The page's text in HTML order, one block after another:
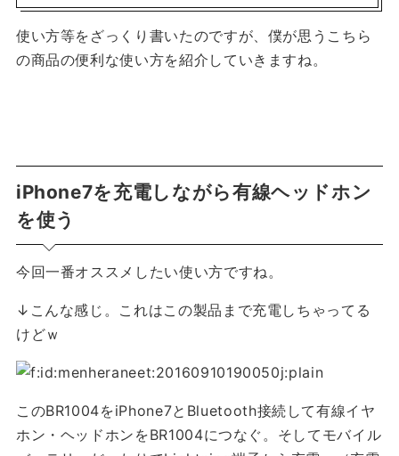
使い方等をざっくり書いたのですが、僕が思うこちら
の商品の便利な使い方を紹介していきますね。
iPhone7を充電しながら有線ヘッドホン
を使う
今回一番オススメしたい使い方ですね。
↓こんな感じ。これはこの製品まで充電しちゃってる
けどｗ
このBR1004をiPhone7とBluetooth接続して有線イヤ
ホン・ヘッドホンをBR1004につなぐ。そしてモバイル